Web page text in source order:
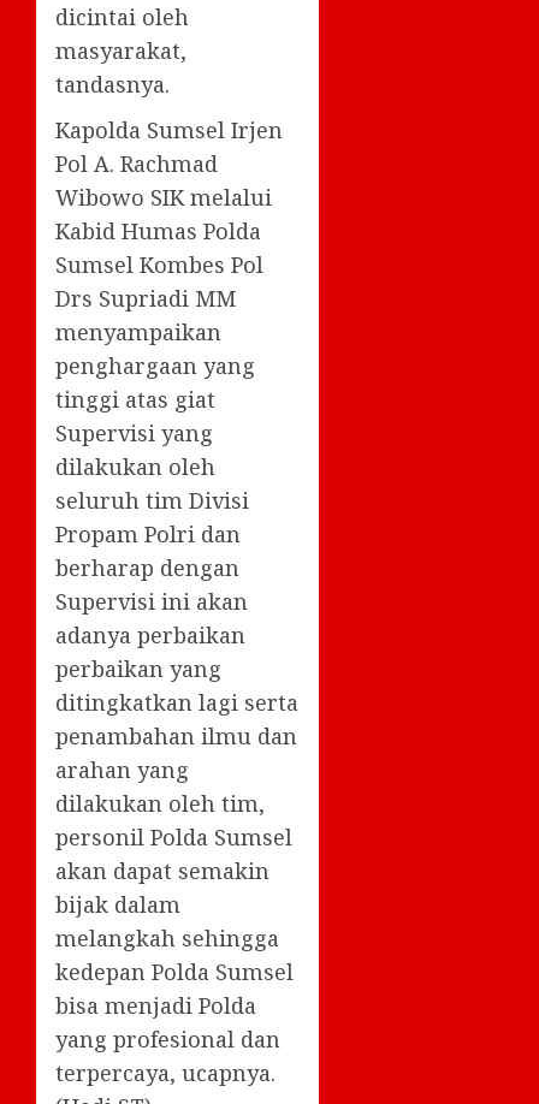
dicintai oleh
masyarakat,
tandasnya.
Kapolda Sumsel Irjen
Pol A. Rachmad
Wibowo SIK melalui
Kabid Humas Polda
Sumsel Kombes Pol
Drs Supriadi MM
menyampaikan
penghargaan yang
tinggi atas giat
Supervisi yang
dilakukan oleh
seluruh tim Divisi
Propam Polri dan
berharap dengan
Supervisi ini akan
adanya perbaikan
perbaikan yang
ditingkatkan lagi serta
penambahan ilmu dan
arahan yang
dilakukan oleh tim,
personil Polda Sumsel
akan dapat semakin
bijak dalam
melangkah sehingga
kedepan Polda Sumsel
bisa menjadi Polda
yang profesional dan
terpercaya, ucapnya.